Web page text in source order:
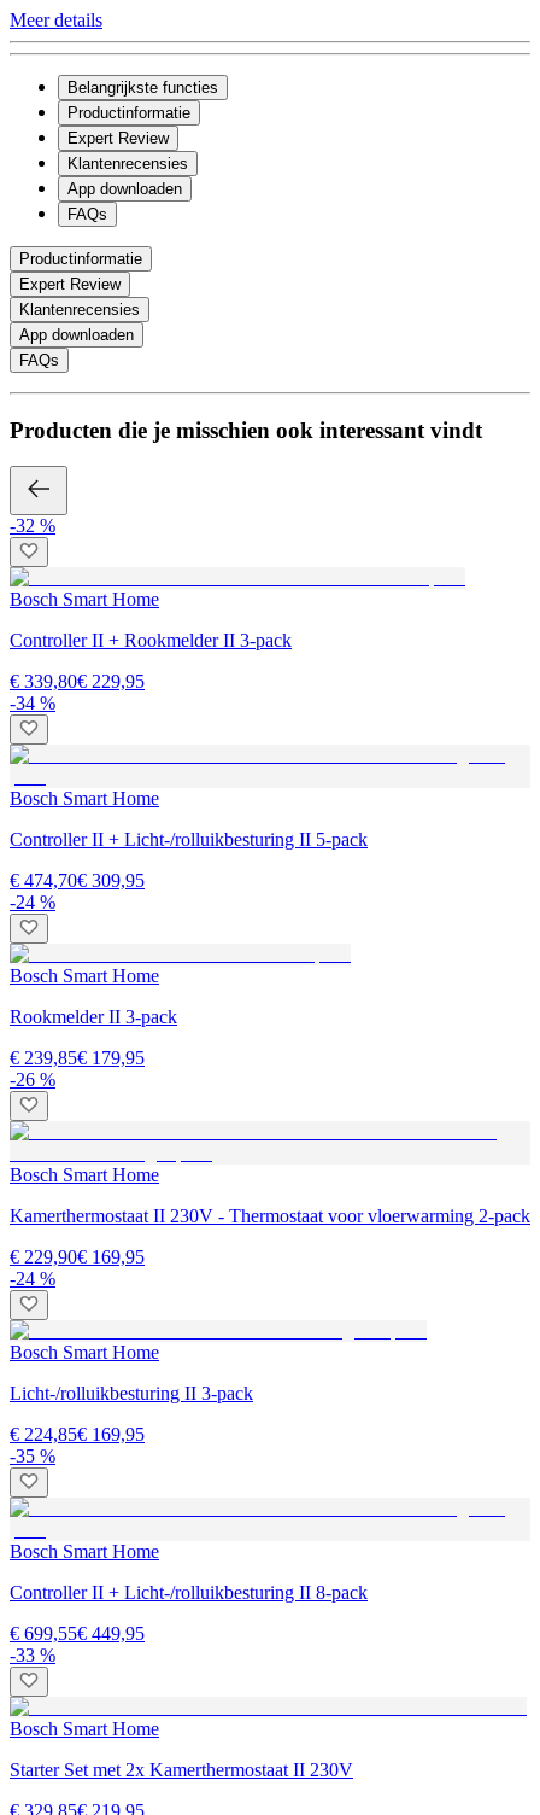
Meer details
Belangrijkste functies
Productinformatie
Expert Review
Klantenrecensies
App downloaden
FAQs
Productinformatie
Expert Review
Klantenrecensies
App downloaden
FAQs
Producten die je misschien ook interessant vindt
-32 %
Bosch Smart Home
Controller II + Rookmelder II 3-pack
€ 339,80€ 229,95
-34 %
Bosch Smart Home
Controller II + Licht-/rolluikbesturing II 5-pack
€ 474,70€ 309,95
-24 %
Bosch Smart Home
Rookmelder II 3-pack
€ 239,85€ 179,95
-26 %
Bosch Smart Home
Kamerthermostaat II 230V - Thermostaat voor vloerwarming 2-pack
€ 229,90€ 169,95
-24 %
Bosch Smart Home
Licht-/rolluikbesturing II 3-pack
€ 224,85€ 169,95
-35 %
Bosch Smart Home
Controller II + Licht-/rolluikbesturing II 8-pack
€ 699,55€ 449,95
-33 %
Bosch Smart Home
Starter Set met 2x Kamerthermostaat II 230V